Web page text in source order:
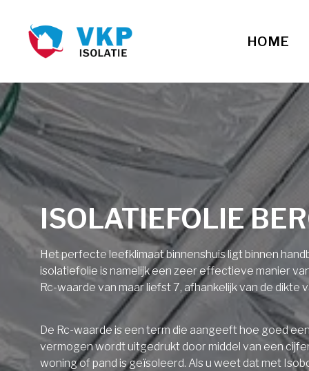
HOME
ISOLATIEFOLIE
Het perfecte leefklimaat binnenshuis ligt binnen
isolatiefolie is namelijk een zeer effectieve manier
Rc-waarde van maar liefst 7, afhankelijk van de dikte
De Rc-waarde is een term die aangeeft hoe goed
vermogen wordt uitgedrukt door middel van een
woning of pand is geïsoleerd. Als u weet dat met